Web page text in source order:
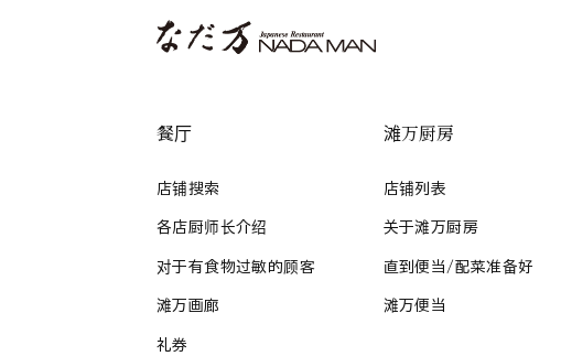
餐厅
店铺搜索
各店厨师长介绍
对于有食物过敏的顾客
滩万画廊
礼券
滩万厨房
店铺列表
关于滩万厨房
直到便当/配菜准备好
滩万便当